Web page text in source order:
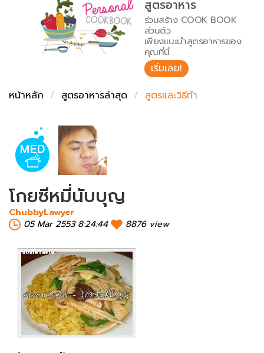
เปรียบเทียบอุณหภูมิ
เปรียบเทียบน้ำหนักวัตถุดิบ
สร้าง Cookbook
สูตรอาหาร
ร่วมสร้าง COOK BOOK
ส่วนตัว
เพียงแนะนำสูตรอาหารของ
คุณที่นี่
เริ่มเลย!
หน้าหลัก
สูตรอาหารล่าสุด สูตรและวิธีทำ
โกยซีหมี่นับบุญ
ChubbyLawyer
05 Mar 2553 8:24:44
8876 view